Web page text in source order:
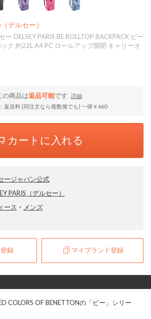
（デルセー）
ー DELSEY PARIS BE ROLLTOP BACKPACK ビー
ク 約22L A4 PC ロールアップ開閉 キャリーオ
の商品は返品可能です
詳細
返送料 (同注文なら複数個でも) 一律￥660
カートに入れる
ージャパン公式
PARIS （デルセー）
ース ・ メンズ
録 マイブランド登録
COLORS OF BENETTONの「ビー」シリー